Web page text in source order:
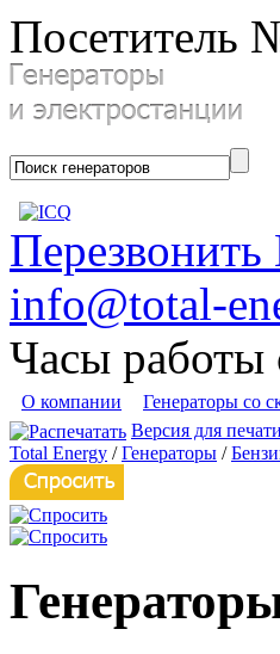
Посетитель
info@total-
Часы работы
О компании Генераторы со
Версия для печати
Total Energy /Генераторы /